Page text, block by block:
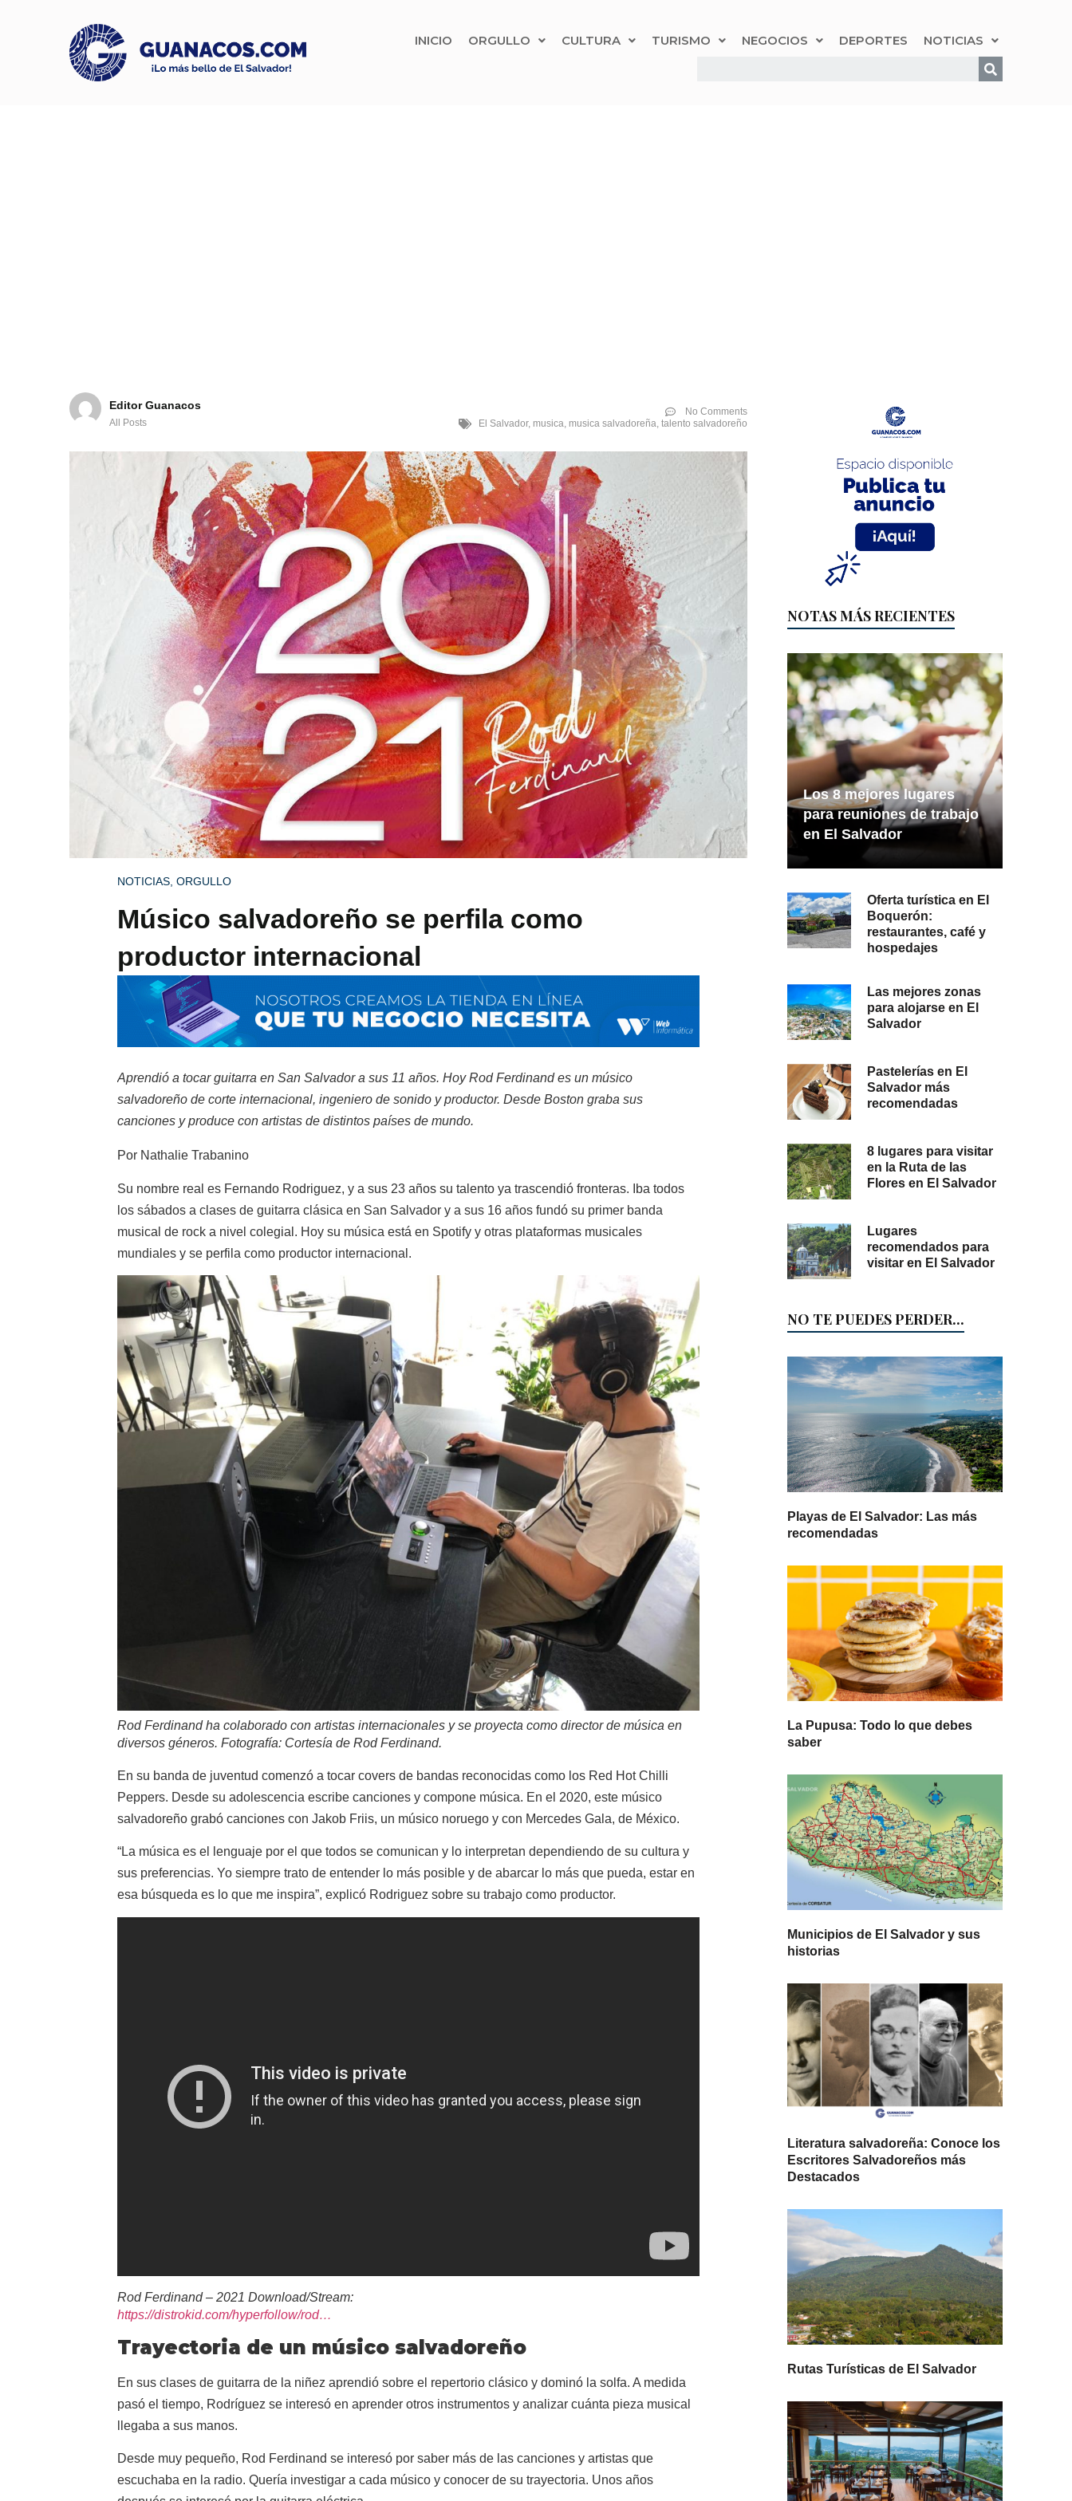
INICIO ORGULLO CULTURA TURISMO NEGOCIOS DEPORTES NOTICIAS
Editor Guanacos
All Posts
No Comments
El Salvador, musica, musica salvadoreña, talento salvadoreño
NOTICIAS ORGULLO
Músico salvadoreño se perfila como
productor internacional
Aprendió a tocar guitarra en San Salvador a sus 11 años. Hoy Rod Ferdinand es un músico
salvadoreño de corte internacional, ingeniero de sonido y productor. Desde Boston graba sus
canciones y produce con artistas de distintos países de mundo.
Por Nathalie Trabanino
Su nombre real es Fernando Rodriguez, y a sus 23 años su talento ya trascendió fronteras. Iba todos
los sábados a clases de guitarra clásica en San Salvador y a sus 16 años fundó su primer banda
musical de rock a nivel colegial. Hoy su música está en Spotify y otras plataformas musicales
mundiales y se perfila como productor internacional.
Rod Ferdinand ha colaborado con artistas internacionales y se proyecta como director de música en
diversos géneros. Fotografía: Cortesía de Rod Ferdinand.
En su banda de juventud comenzó a tocar covers de bandas reconocidas como los Red Hot Chilli
Peppers. Desde su adolescencia escribe canciones y compone música. En el 2020, este músico
salvadoreño grabó canciones con Jakob Friis, un músico noruego y con Mercedes Gala, de México.
“La música es el lenguaje por el que todos se comunican y lo interpretan dependiendo de su cultura y
sus preferencias. Yo siempre trato de entender lo más posible y de abarcar lo más que pueda, estar en
esa búsqueda es lo que me inspira”, explicó Rodriguez sobre su trabajo como productor.
Rod Ferdinand – 2021 Download/Stream:
https://distrokid.com/hyperfollow/rod…
Trayectoria de un músico salvadoreño
En sus clases de guitarra de la niñez aprendió sobre el repertorio clásico y dominó la solfa. A medida
pasó el tiempo, Rodríguez se interesó en aprender otros instrumentos y analizar cuánta pieza musical
llegaba a sus manos.
Desde muy pequeño, Rod Ferdinand se interesó por saber más de las canciones y artistas que
escuchaba en la radio. Quería investigar a cada músico y conocer de su trayectoria. Unos años
NOTAS MÁS RECIENTES
Los 8 mejores lugares
para reuniones de trabajo
en El Salvador
Oferta turística en El
Boquerón:
restaurantes, café y
hospedajes
Las mejores zonas
para alojarse en El
Salvador
Pastelerías en El
Salvador más
recomendadas
8 lugares para visitar
en la Ruta de las
Flores en El Salvador
Lugares
recomendados para
visitar en El Salvador
NO TE PUEDES PERDER...
Playas de El Salvador: Las más
recomendadas
La Pupusa: Todo lo que debes
saber
Municipios de El Salvador y sus
historias
Literatura salvadoreña: Conoce los
Escritores Salvadoreños más
Destacados
Rutas Turísticas de El Salvador